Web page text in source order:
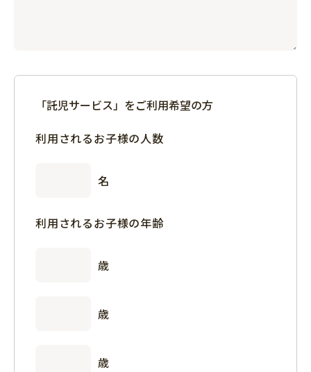
「託児サービス」をご利用希望の方
利用されるお子様の人数
名
利用されるお子様の年齢
歳
歳
歳